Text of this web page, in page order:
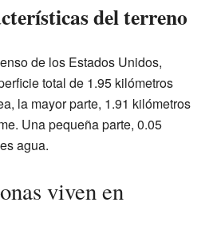
del terreno
de los Estados Unidos,
total de 1.95 kilómetros
la mayor parte, 1.91 kilómetros
Una pequeña parte, 0.05
agua.
viven en